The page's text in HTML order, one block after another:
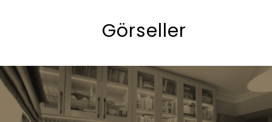
Görseller